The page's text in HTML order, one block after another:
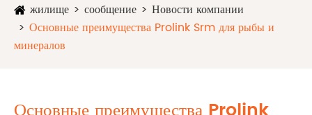
жилище сообщение
Новости компании
Основные преимущества Prolink Srm для рыбы и
минералов